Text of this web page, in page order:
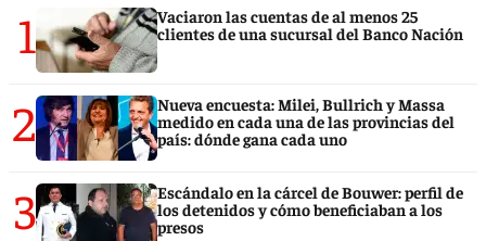
1
Vaciaron las cuentas de al menos 25
clientes de una sucursal del Banco Nación
2
Nueva encuesta: Milei, Bullrich y Massa
medido en cada una de las provincias del
país: dónde gana cada uno
3
Escándalo en la cárcel de Bouwer: perfil de
los detenidos y cómo beneficiaban a los
presos